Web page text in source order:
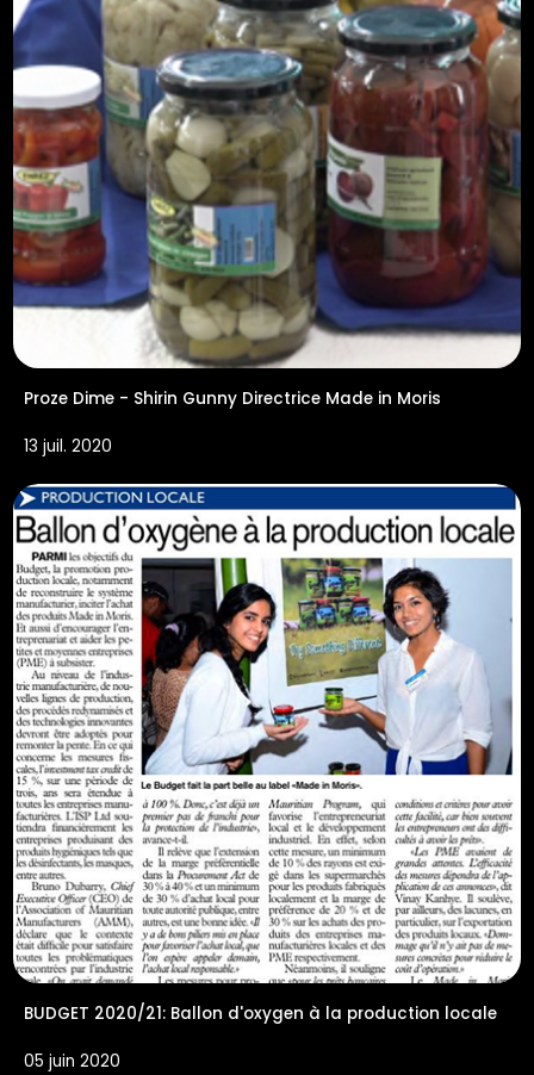
Proze Dime - Shirin Gunny Directrice Made in Moris
13 juil. 2020
BUDGET 2020/21: Ballon d'oxygen à la production locale
05 juin 2020